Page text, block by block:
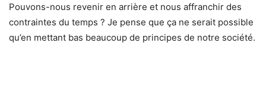
Pouvons-nous revenir en arrière et nous affranchir des
contraintes du temps ? Je pense que ça ne serait possible
qu’en mettant bas beaucoup de principes de notre société.